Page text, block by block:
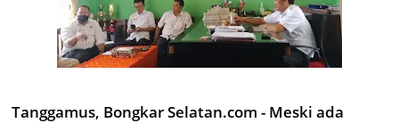
Tanggamus, Bongkar Selatan.com - Meski ada